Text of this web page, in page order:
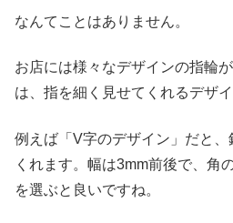
なんてことはありません。
お店には様々なデザインの指輪
は、指を細く見せてくれるデザ
例えば「V字のデザイン」だと
くれます。幅は3mm前後で、角
を選ぶと良いですね。